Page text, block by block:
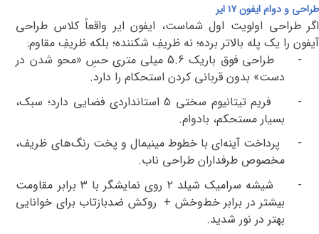
طراحی و دوام ایفون ۱۷ ایر
اگر طراحی اولویت اول شماست، ایفون ایر واقعاً کلاس طراحی
آیفون را یک پله بالاتر برده؛ نه ظریفِ شکننده؛ بلکه ظریفِ مقاوم:
-
طراحی فوق‌ باریک 5.6میلی متریحسِ «محو شدن در
دست» بدون قربانی کردن استحکام را دارد.
-
فریم تیتانیوم سختی ۵ استانداردی فضایی دارد ؛ سبک،
بسیار مستحکم، بادوام.
-
پرداخت آینه‌ای با خطوط مینیمال و پخت رنگ‌های ظریف،
مخصوص طرفداران طراحی ناب.
-
شیشه سرامیک شیلد ۲ روی نمایشگر با ۳ برابر
مقاومت
بیشتر در برابر خط‌وخش + روکش ضدبازتاب برای خوانایی
بهتر در نور شدید.